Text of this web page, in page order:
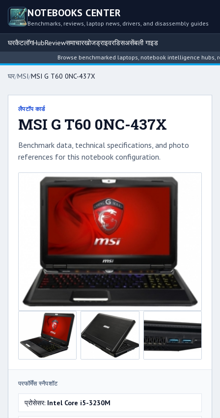
NOTEBOOKS CENTER
Benchmarks, reviews, laptop news, drivers, and disassembly guides
घरकैटलॉगHubReviewसमाचारखोजड्राइवरडिसअसेंबली गाइड
Browse benchmarked laptops, notebook intelligence hubs,
घर/MSI/MSI G T60 0NC-437X
लैपटॉप कार्ड
MSI G T60 0NC-437X
Benchmark data, technical specifications, and photo
references for this notebook configuration.
परफॉर्मेंस स्नैपशॉट
प्रोसेसर: Intel Core i5-3230M